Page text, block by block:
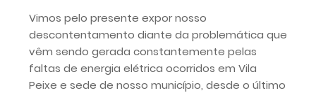
Vimos pelo presente expor nosso
descontentamento diante da problemática que
vêm sendo gerada constantemente pelas
faltas de energia elétrica ocorridos em Vila
Peixe e sede de nosso município, desde o último